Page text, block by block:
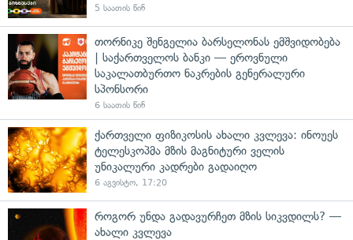
5 საათის წინ
თორნიკე შენგელია ბარსელონას ემშვიდობება
| საქართველოს ბანკი — ეროვნული
საკალათბურთო ნაკრების გენერალური
სპონსორი
6 საათის წინ
ქართველი ფიზიკოსის ახალი კვლევა: ინოუეს
ტელესკოპმა მზის მაგნიტური ველის
უნიკალური კადრები გადაიღო
6 აგვისტო, 17:20
როგორ უნდა გადავურჩეთ მზის სიკვდილს? —
ახალი კვლევა